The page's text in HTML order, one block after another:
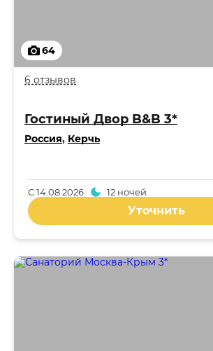
64
6 отзывов
Гостиный Двор B&B 3*
Россия, Керчь
С14.08.2026 12 ночей
Уточнить